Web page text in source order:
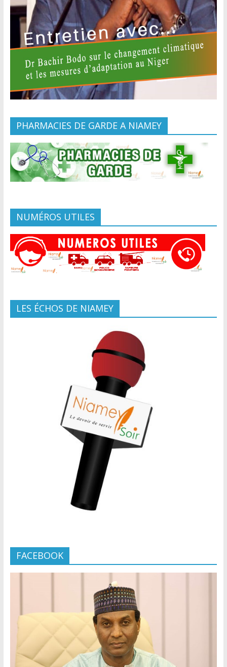
PHARMACIES DE GARDE A NIAMEY
NUMÉROS UTILES
LES ÉCHOS DE NIAMEY
FACEBOOK